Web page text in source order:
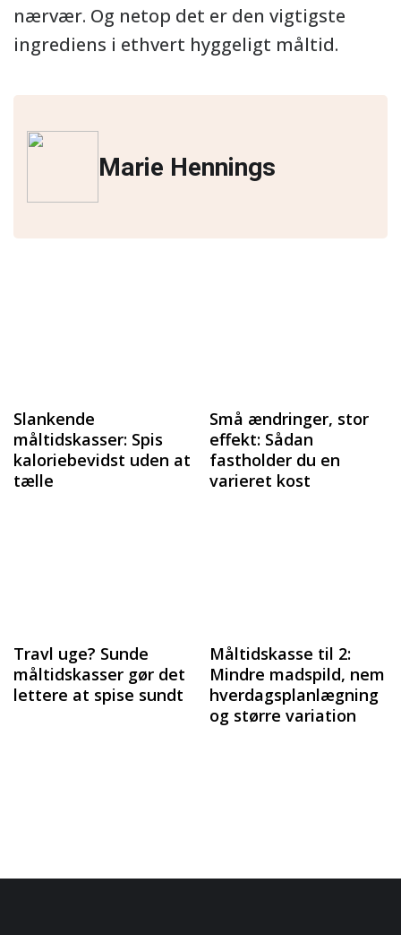
nærvær. Og netop det er den vigtigste
ingrediens i ethvert hyggeligt måltid.
Marie Hennings
Slankende
måltidskasser: Spis
kaloriebevidst uden at
tælle
Små ændringer, stor
effekt: Sådan
fastholder du en
varieret kost
Travl uge? Sunde
måltidskasser gør det
lettere at spise sundt
Måltidskasse til 2:
Mindre madspild, nem
hverdagsplanlægning
og større variation